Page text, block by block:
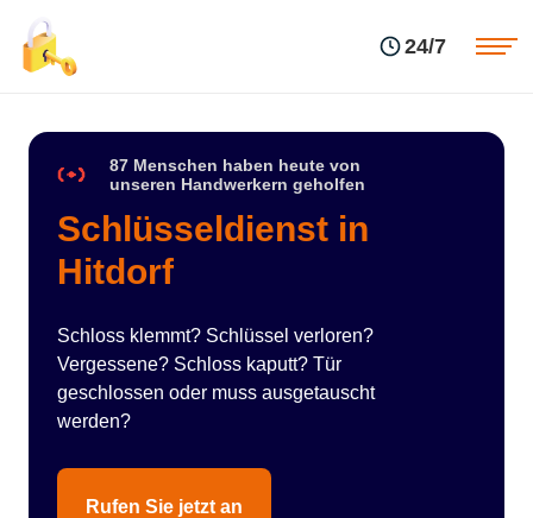
24/7
87 Menschen haben heute von
unseren Handwerkern geholfen
Schlüsseldienst in
Hitdorf
Schloss klemmt? Schlüssel verloren?
Vergessene? Schloss kaputt? Tür
geschlossen oder muss ausgetauscht
werden?
Rufen Sie jetzt an